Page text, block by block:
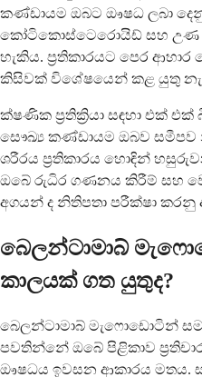
කණ්ඩායම ඔබට ඖෂධ ලබා
කෝටිකොස්ටෙරොයිඩ් සහ උණ
හැකිය. ප්‍රතිකාරයට පෙර
කිසිවක් විශේෂයෙන් කළ යුතු
ක්ෂණික ප්‍රතික්‍රියා සඳහා එක්
සෞඛ්‍ය කණ්ඩායම ඔබව
ශරීරය ප්‍රතිකාරය හොඳින්
ඔබේ රුධිර ගණනය කිරීම් සහ
අගයන් ද නිතිපතා පරීක්ෂා කරනු
බෙලන්ටාමාබ්
කාලයක් ගත යුතුද?
බෙලන්ටාමාබ් මැෆොඩොටින්
පවතින්නේ ඔබේ පිළිකාව
ඖෂධය ඉවසන ආකාරය මතය.